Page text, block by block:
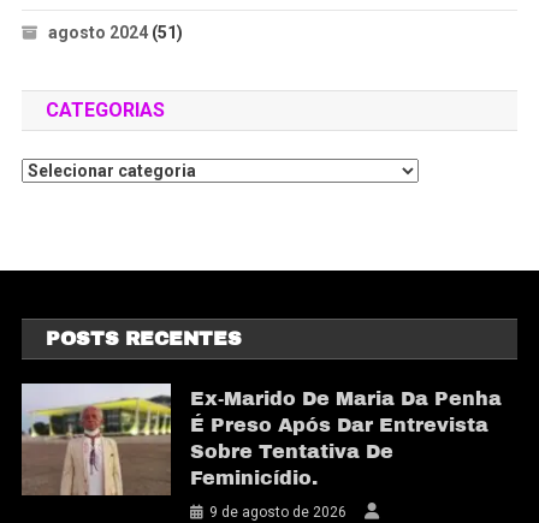
agosto 2024(51)
CATEGORIAS
POSTS RECENTES
Ex-Marido De Maria Da Penha
É Preso Após Dar Entrevista
Sobre Tentativa De
Feminicídio.
9 de agosto de 2026